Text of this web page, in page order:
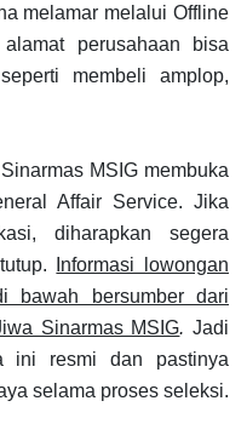
melamar melalui Offline
perusahaan bisa
membeli amplop,
MSIG membuka
Affair Service. Jika
diharapkan segera
Informasi lowongan
bawah bersumber dari
Sinarmas MSIG. Jadi
ini resmi dan pastinya
selama proses seleksi.